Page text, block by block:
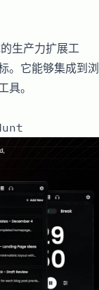
生产力扩展工
。它能够集成到浏
具。